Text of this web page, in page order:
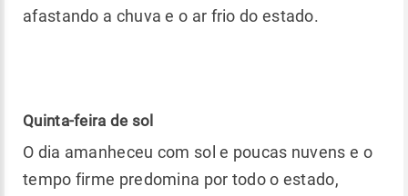
afastando a chuva e o ar frio do estado.
Quinta-feira de sol
O dia amanheceu com sol e poucas nuvens e o
tempo firme predomina por todo o estado,